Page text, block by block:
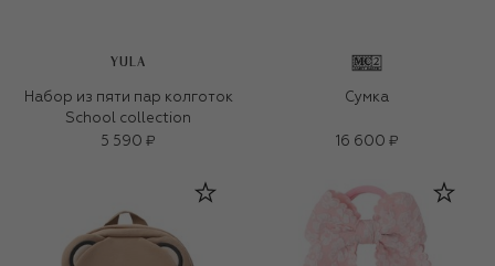
YULA
Набор из пяти пар колготок
School collection
5 590 ₽
Сумка
16 600 ₽